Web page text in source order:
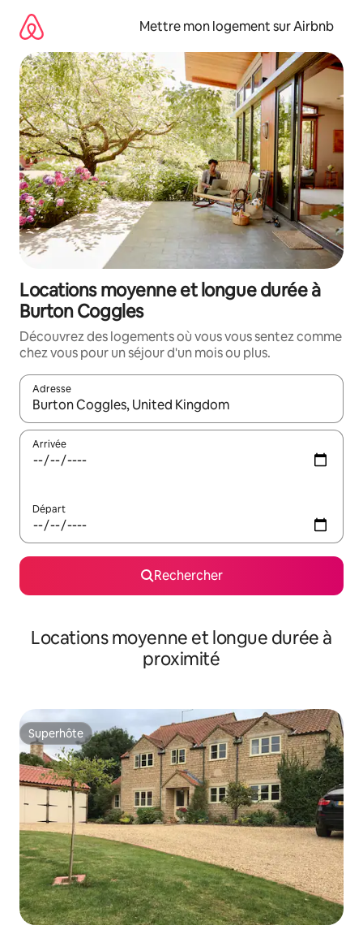
directement
contenu
Mettre mon logement sur Airbnb
Locations moyenne et longue durée à
Burton Coggles
Découvrez des logements où vous vous sentez comme
chez vous pour un séjour d'un mois ou plus.
Adresse
Lorsque les résultats s'affichent, utilisez les flèches vers le
Arrivée
Départ
Rechercher
Locations moyenne et longue durée à
proximité
Superhôte
Superhôte